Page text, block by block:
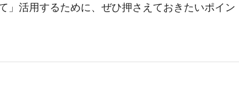
」活用するために、ぜひ押さえておきたいポイン